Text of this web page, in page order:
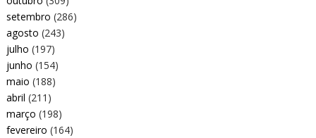
setembro (286)
agosto (243)
julho (197)
junho (154)
maio (188)
abril (211)
março (198)
fevereiro (164)